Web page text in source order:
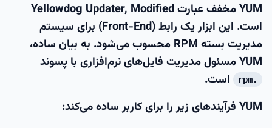
YUMمخفف عبارتYellowdog Updater, Modified
است. این ابزار یک رابط (Front-End) برای سیستم
مدیریت بسته RPM محسوب می‌شود. به بیان ساده،
YUM مسئول مدیریت فایل‌های نرم‌افزاری با پسوند
.rpm
است.
YUM فرآیندهای زیر را برای کاربر ساده می‌کند: